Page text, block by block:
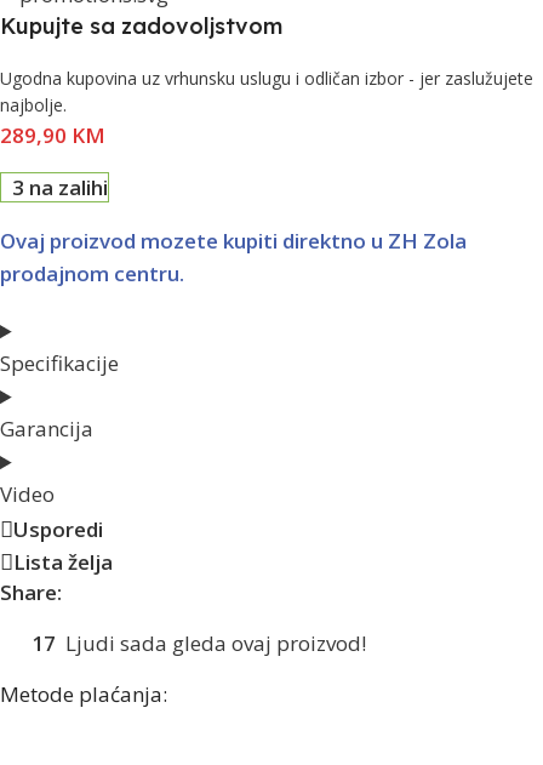
Kupujte sa zadovoljstvom
Ugodna kupovina uz vrhunsku uslugu i odličan izbor - jer zaslužujete
najbolje.
289,90 KM
3 na zalihi
Ovaj proizvod mozete kupiti direktno u ZH Zola
prodajnom centru.
Specifikacije
Garancija
Video
Usporedi
Lista želja
Share:
17 Ljudi sada gleda ovaj proizvod!
Metode plaćanja: